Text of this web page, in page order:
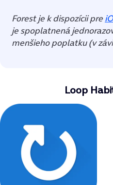
Forest je k dispozícii pre
je spoplatnená
menšieho poplatku (v
Loop